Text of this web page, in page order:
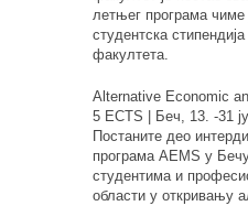
летњег програма чиме
студентска
факултета.
Alternative Economic
5 ECTS | Беч, 13. -31
Постаните део
програма AEMS у
студентима и
области у откривању